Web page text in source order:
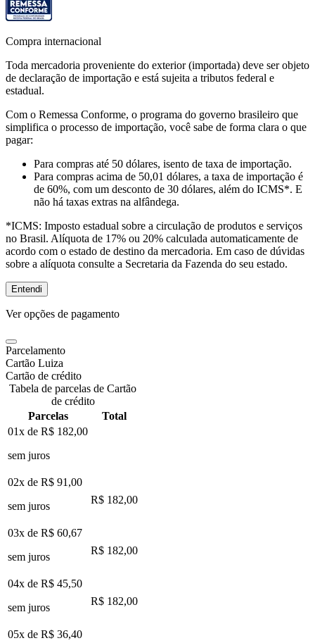
Compra internacional
Toda mercadoria proveniente do exterior (importada) deve ser objeto
de declaração de importação e está sujeita a tributos federal e
estadual.
Com o Remessa Conforme, o programa do governo brasileiro que
simplifica o processo de importação, você sabe de forma clara o que
pagar:
Para compras até 50 dólares, isento de taxa de importação.
Para compras acima de 50,01 dólares, a taxa de importação é
de 60%, com um desconto de 30 dólares, além do ICMS*. E
não há taxas extras na alfândega.
*ICMS: Imposto estadual sobre a circulação de produtos e serviços
no Brasil. Alíquota de 17% ou 20% calculada automaticamente de
acordo com o estado de destino da mercadoria. Em caso de dúvidas
sobre a alíquota consulte a Secretaria da Fazenda do seu estado.
Entendi
Ver opções de pagamento
Parcelamento
Cartão Luiza
Cartão de crédito
Tabela de parcelas de Cartão
de crédito
Parcelas
Total
01x de R$ 182,00
sem juros
02x de R$ 91,00
sem juros
R$ 182,00
03x de R$ 60,67
sem juros
R$ 182,00
04x de R$ 45,50
sem juros
R$ 182,00
05x de R$ 36,40